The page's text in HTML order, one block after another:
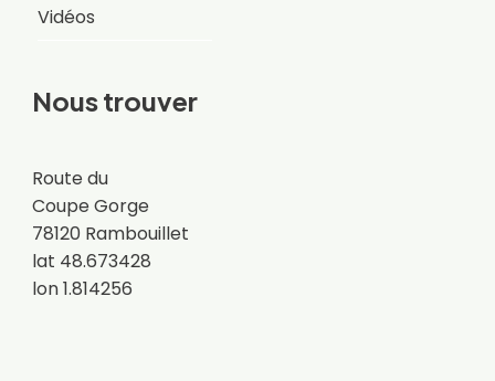
Vidéos
Nous trouver
Route du
Coupe Gorge
78120 Rambouillet
lat 48.673428
lon 1.814256